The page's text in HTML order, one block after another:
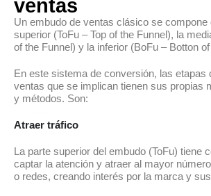
ventas
Un embudo de ventas clásico se compone
superior (ToFu – Top of the Funnel), la
of the Funnel) y la inferior (BoFu – Botton
En este sistema de conversión, las etapas
ventas que se implican tienen sus propias
y métodos. Son:
Atraer tráfico
La parte superior del embudo (ToFu) tiene
captar la atención y atraer al mayor
o redes, creando interés por la marca y